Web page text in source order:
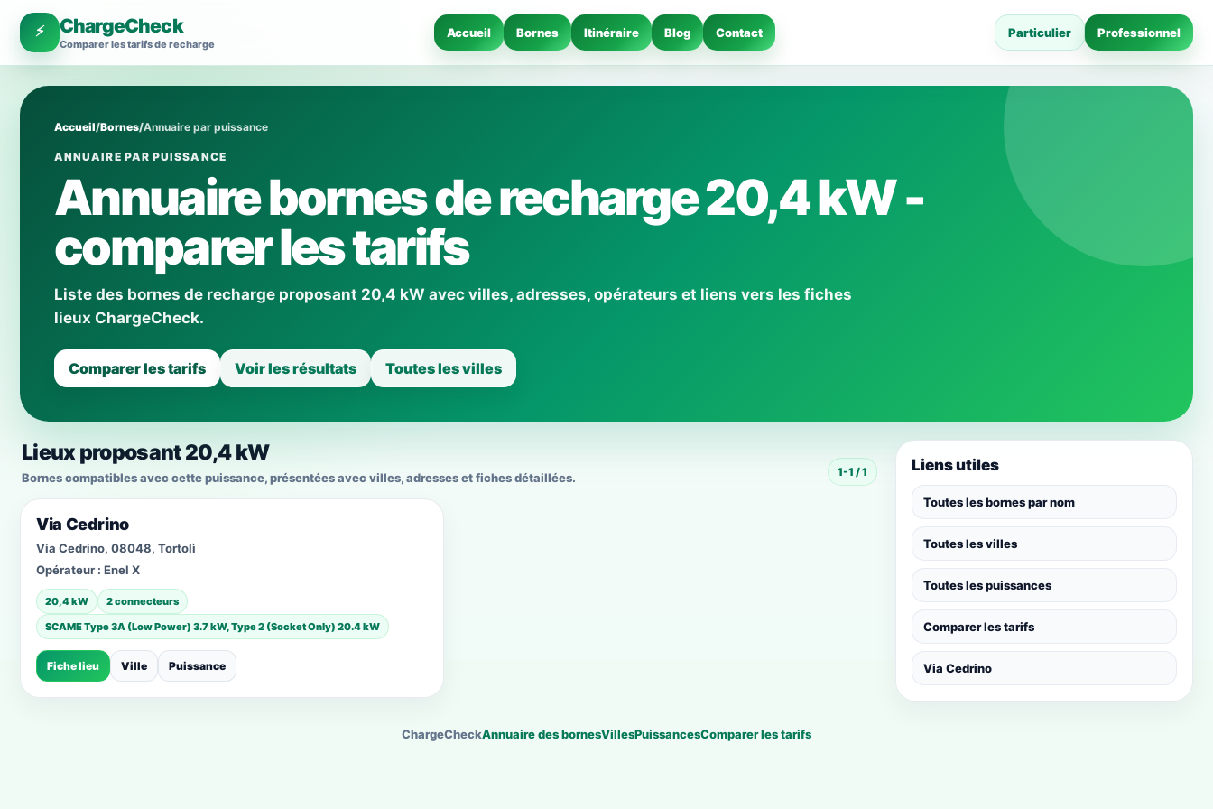
⚡ ChargeCheck
Comparer les tarifs de recharge
Accueil Bornes Itinéraire Blog Contact Particulier Professionnel
Accueil/Bornes/Annuaire par puissance
ANNUAIRE PAR PUISSANCE
Annuaire bornes de recharge 20,4 kW -
comparer les tarifs
Liste des bornes de recharge proposant 20,4 kW avec villes, adresses, opérateurs et liens vers les fiches
lieux ChargeCheck.
Comparer les tarifs Voir les résultats Toutes les villes
Lieux proposant 20,4 kW
Bornes compatibles avec cette puissance, présentées avec villes, adresses et fiches détaillées. 1-1 / 1
Via Cedrino
Via Cedrino, 08048, Tortolì
Opérateur : Enel X
20,4 kW
2 connecteurs
SCAME Type 3A (Low Power) 3.7 kW, Type 2 (Socket Only) 20.4 kW
Fiche lieu Ville Puissance
Liens utiles
Toutes les bornes par nom
Toutes les villes
Toutes les puissances
Comparer les tarifs
Via Cedrino
ChargeCheckAnnuaire des bornesVillesPuissancesComparer les tarifs